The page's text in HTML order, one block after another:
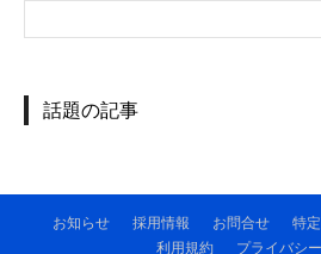
話題の記事
お知らせ 採用情報 お問合せ
特
利用規約
プライバシ